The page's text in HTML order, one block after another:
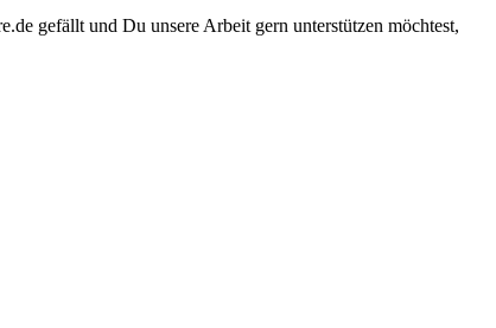
gefällt und Du unsere Arbeit gern unterstützen möchtest,